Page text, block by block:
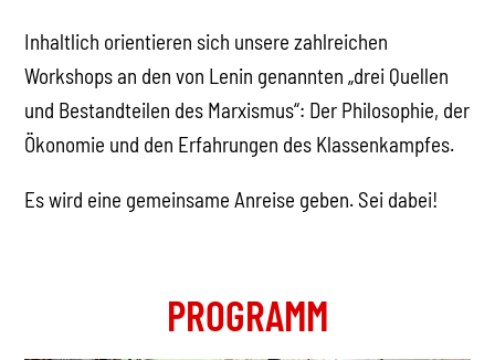
Inhaltlich orientieren sich unsere zahlreichen
Workshops an den von Lenin genannten „drei Quellen
und Bestandteilen des Marxismus“: Der Philosophie, der
Ökonomie und den Erfahrungen des Klassenkampfes.
Es wird eine gemeinsame Anreise geben. Sei dabei!
PROGRAMM